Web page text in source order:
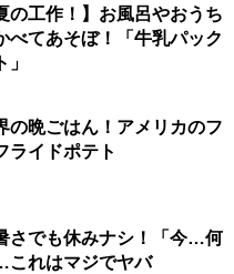
の工作！】お風呂やおうち
べてあそぼ！「牛乳パック
の晩ごはん！アメリカのフ
ライドポテト
さでも休みナシ！「今…何
これはマジでヤバ